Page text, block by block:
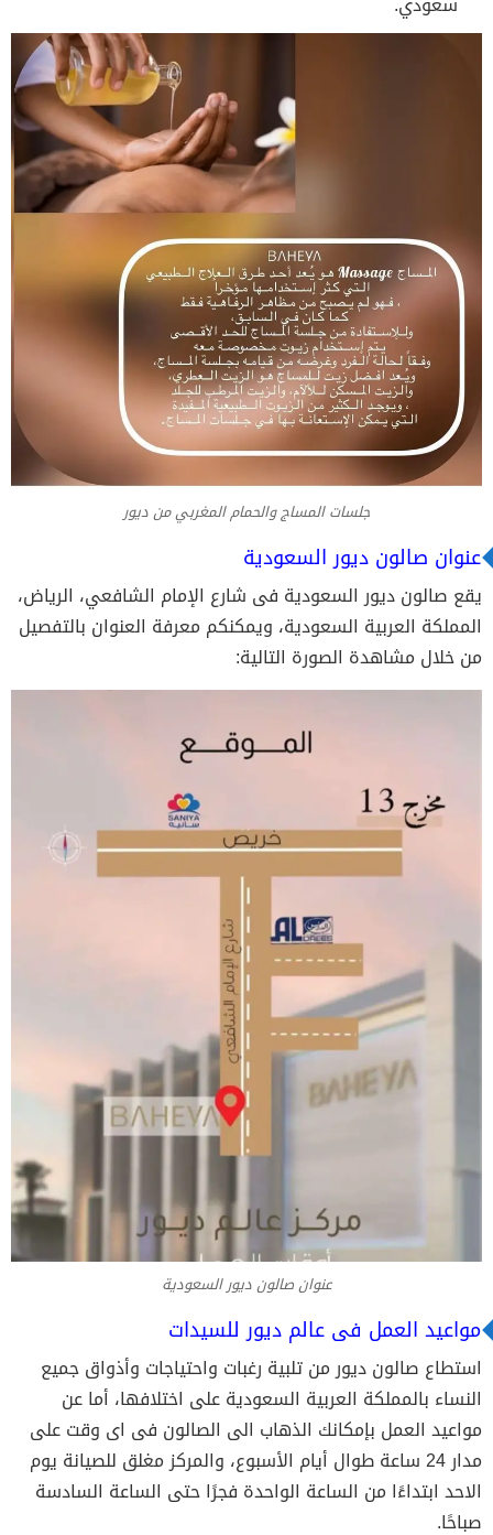
جلسات المساج والحمام المغربي من ديور
عنوان صالون ديور السعودية
يقع صالون ديور السعودية فى شارع الإمام الشافعي، الرياض،
المملكة العربية السعودية، ويمكنكم معرفة العنوان بالتفصيل
من خلال مشاهدة الصورة التالية:
عنوان صالون ديور السعودية
مواعيد العمل فى عالم ديور للسيدات
استطاع صالون ديور من تلبية رغبات واحتياجات وأذواق جميع
النساء بالمملكة العربية السعودية على اختلافها، أما عن
مواعيد العمل بإمكانك الذهاب الى الصالون فى اى وقت على
مدار 24 ساعة طوال أيام الأسبوع، والمركز مغلق للصيانة يوم
الاحد ابتداءًا من الساعة الواحدة فجرًا حتى الساعة السادسة
صباحًا.